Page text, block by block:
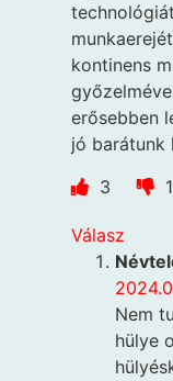
kontinens
erősebben
jó barátunk
3
1
Válasz
Nem
hülye